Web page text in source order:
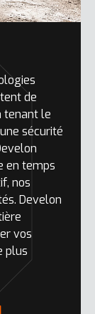
de
tenant le
sécurité
en temps
nos
Develon
vos
plus